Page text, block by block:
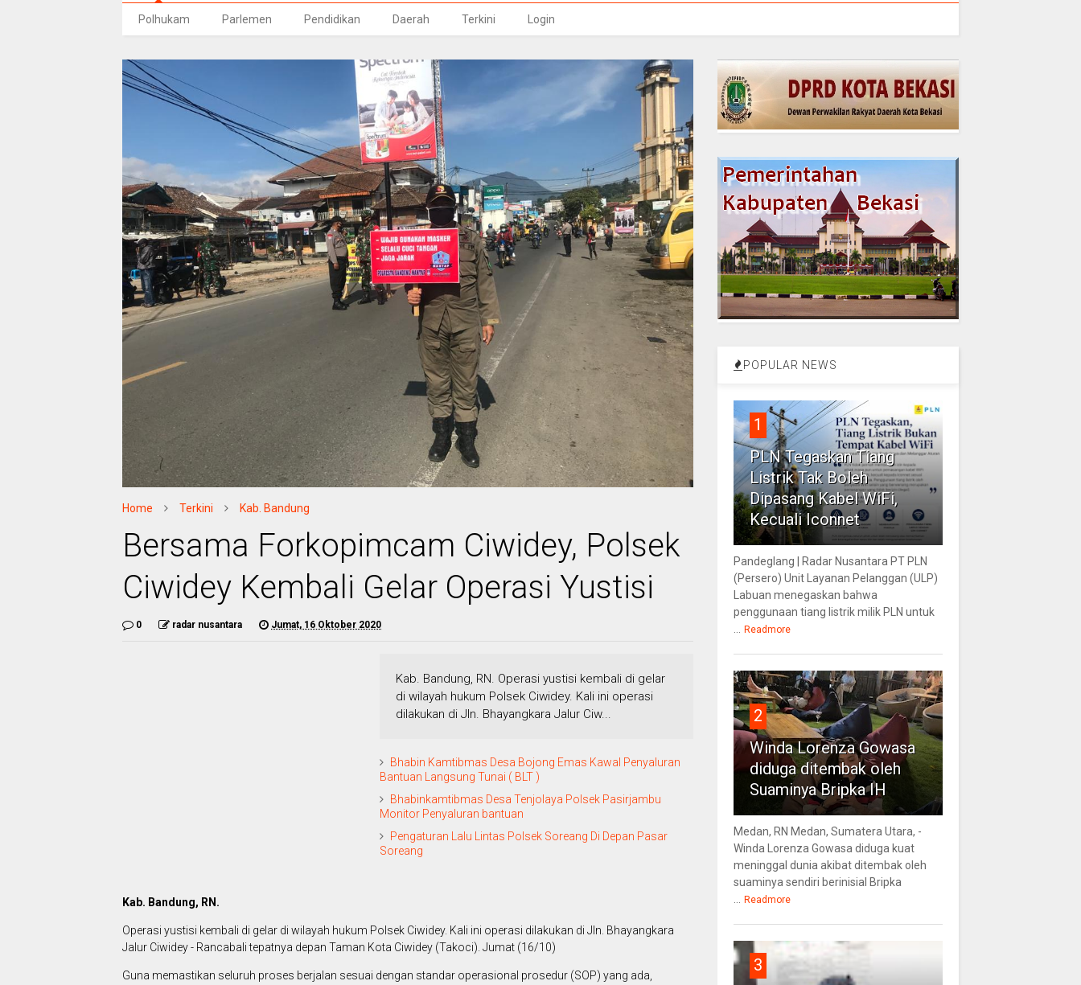
Polhukam Parlemen Pendidikan Daerah Terkini Login
Home Terkini Kab. Bandung
Bersama Forkopimcam Ciwidey, Polsek
Ciwidey Kembali Gelar Operasi Yustisi
0 radar nusantara Jumat, 16 Oktober 2020
Kab. Bandung, RN. Operasi yustisi kembali di gelar
di wilayah hukum Polsek Ciwidey. Kali ini operasi
dilakukan di Jln. Bhayangkara Jalur Ciw...
Bhabin Kamtibmas Desa Bojong Emas Kawal Penyaluran
Bantuan Langsung Tunai ( BLT )
Bhabinkamtibmas Desa Tenjolaya Polsek Pasirjambu
Monitor Penyaluran bantuan
Pengaturan Lalu Lintas Polsek Soreang Di Depan Pasar
Soreang
Kab. Bandung, RN.
Operasi yustisi kembali di gelar di wilayah hukum Polsek Ciwidey. Kali ini operasi dilakukan di Jln. Bhayangkara
Jalur Ciwidey - Rancabali tepatnya depan Taman Kota Ciwidey (Takoci). Jumat (16/10)
Guna memastikan seluruh proses berjalan sesuai dengan standar operasional prosedur (SOP) yang ada,
POPULAR NEWS
1
PLN Tegaskan Tiang
Listrik Tak Boleh
Dipasang Kabel WiFi,
Kecuali Iconnet
Pandeglang | Radar Nusantara PT PLN
(Persero) Unit Layanan Pelanggan (ULP)
Labuan menegaskan bahwa
penggunaan tiang listrik milik PLN untuk
Readmore
2
Winda Lorenza Gowasa
diduga ditembak oleh
Suaminya Bripka IH
Medan, RN Medan, Sumatera Utara, -
Winda Lorenza Gowasa diduga kuat
meninggal dunia akibat ditembak oleh
suaminya sendiri berinisial Bripka
Readmore
3